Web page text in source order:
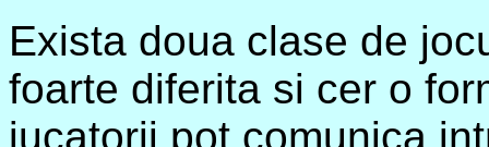
Exista doua clase de
foarte diferita si cer o
jucatorii pot comunica